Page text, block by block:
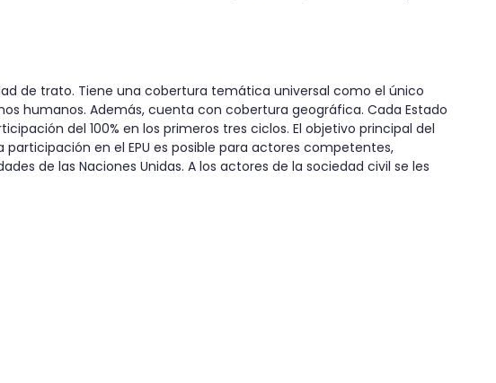
de trato. Tiene una cobertura temática universal como el único
humanos. Además, cuenta con cobertura geográfica. Cada Estado
del 100% en los primeros tres ciclos. El objetivo principal del
en el EPU es posible para actores competentes,
de las Naciones Unidas. A los actores de la sociedad civil se les